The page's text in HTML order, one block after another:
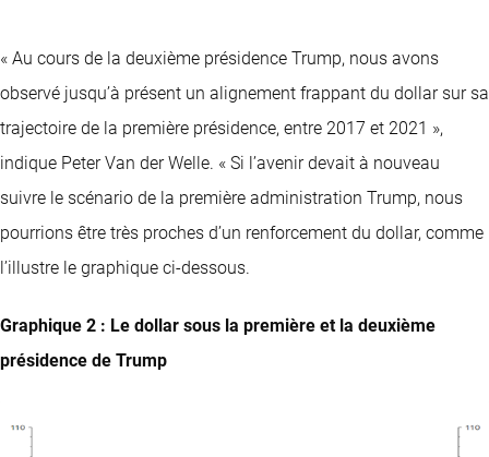
« Au cours de la deuxième présidence Trump, nous avons
observé jusqu’à présent un alignement frappant du dollar sur sa
trajectoire de la première présidence, entre 2017 et 2021 »,
indique Peter Van der Welle. « Si l’avenir devait à nouveau
suivre le scénario de la première administration Trump, nous
pourrions être très proches d’un renforcement du dollar, comme
l’illustre le graphique ci-dessous.
Graphique 2 : Le dollar sous la première et la deuxième
présidence de Trump